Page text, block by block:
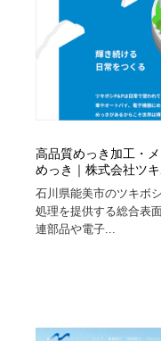
高品質めっき加工・
めっき｜株式会社ツ
石川県能美市のツキボ
処理を提供する総合表
連部品や電子...